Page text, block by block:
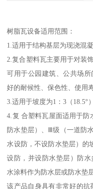
树脂瓦设备适用范围：
1.适用于结构基层为现浇混
2.复合塑料瓦主要用于对装
可用于公园建筑、公共场
好的耐候性、保色性、使用
3.适用于坡度为1：3（18.5°
4.复 合塑料瓦屋面适用于
防水垫层）、Ⅲ级（一道防
水设防，不设防水垫层）的
设防，并设防水垫层）防
水涂料作为防水层或防水垫层
该产品自身具有非常好的